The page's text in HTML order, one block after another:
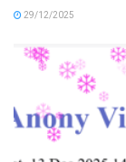
29/12/2025